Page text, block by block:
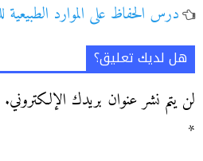
درس الحفاظ على الموارد الطبيعية
هل لديك تعليق؟
لن يتم نشر عنوان بريدك الإلكتروني.
*